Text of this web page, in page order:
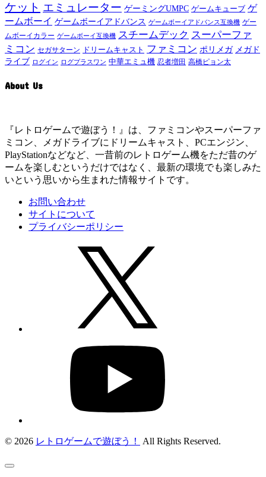
ケット エミュレーター ゲーミングUMPC ゲームキューブ ゲ
ームボーイ ゲームボーイアドバンス ゲームボーイアドバンス互換機 ゲー
ムボーイカラー ゲームボーイ互換機 スチームデック スーパーファ
ミコン セガサターン ドリームキャスト ファミコン ポリメガ メガド
ライブ ログイン ログプラスワン 中華エミュ機 忍者増田 高橋ピョン太
About Us
『レトロゲームで遊ぼう！』は、ファミコンやスーパーファ
ミコン、メガドライブにドリームキャスト、PCエンジン、
PlayStationなどなど、一昔前のレトロゲーム機をただ昔のゲ
ームを楽しむというだけではなく、最新の環境でも楽しみた
いという思いから生まれた情報サイトです。
お問い合わせ
サイトについて
プライバシーポリシー
© 2026 レトロゲームで遊ぼう！ All Rights Reserved.